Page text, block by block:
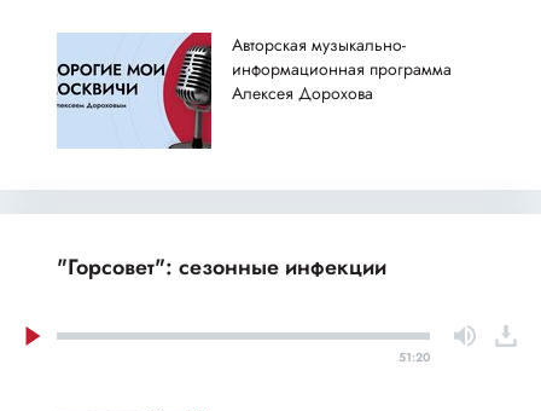
Авторская музыкально-
информационная программа
Алексея Дорохова
"Горсовет": сезонные инфекции
51:20